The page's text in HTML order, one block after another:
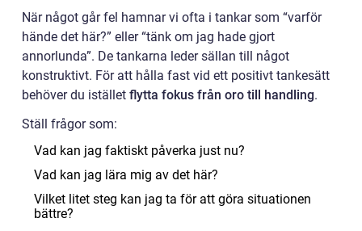
När något går fel hamnar vi ofta i tankar som “varför
hände det här?” eller “tänk om jag hade gjort
annorlunda”. De tankarna leder sällan till något
konstruktivt. För att hålla fast vid ett positivt tankesätt
behöver du istället flytta fokus från oro till handling.
Ställ frågor som:
Vad kan jag faktiskt påverka just nu?
Vad kan jag lära mig av det här?
Vilket litet steg kan jag ta för att göra situationen
bättre?